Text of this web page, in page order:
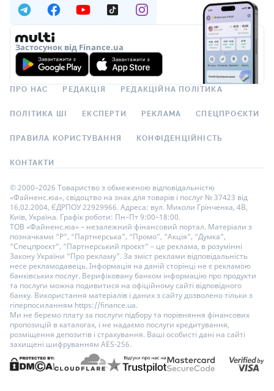
Застосунок від Finance.ua
ПРО НАС РЕДАКЦІЯ РЕДАКЦІЙНА ПОЛІТИКА
ПОЛІТИКА ШІ ЕКСПЕРТИ РЕКЛАМА СПЕЦПРОЄКТИ
ПРАВИЛА КОРИСТУВАННЯ КОНФІДЕНЦІЙНІСТЬ
КОНТАКТИ
© 2000–2026 Товариство з обмеженою відповідальністю
«Файненс.юа», свідоцтво на знак для товарів і послуг № 37423 від
16.02.2004, ЄДРПОУ 22929966. Адреса: вул. Миколи Грінченка, 4В,
Київ, Україна. Графік роботи: Пн–Пт 9:00–18:00.
ТОВ «Файненс.юа» – незалежний фінансовий портал. Матеріали з
позначками “Р”, “Партнерська”, “Промо”, “Акція”, “Думка”,
“Спецпроєкт”, “Партнерський проєкт” – це реклама, в розумінні
Закону України “Про рекламу”. За зміст реклами відповідальність
несе рекламодавець. Інформація на даній сторінці не є рекламою
банківських послуг. Верифіковану банком інформацію про продукти
та послуги можна подивитися на офіційному сайті відповідного
банку. Використання матеріалів і даних з сайту дозволено тільки з
гіперпосиланням https://finance.ua.
Ми не беремо плату за послуги підбору та порівняння фінансових
пропозицій в каталогах, і не надаємо послуги кредитування,
розміщення депозитів і страхування. Ваші особисті дані на сайті
захищені шифруванням AES-256.